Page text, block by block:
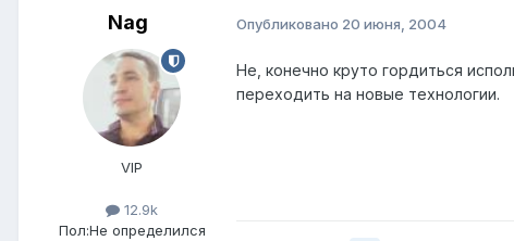
Nag
VIP
12.9k
Пол:Не определился
Опубликовано 20 июня, 2004
Не, конечно круто гордиться
переходить на новые технологии.